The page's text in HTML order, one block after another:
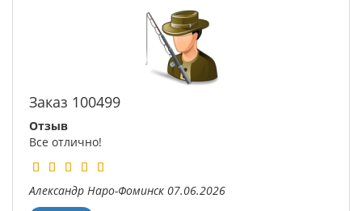
Заказ 100499
Отзыв
Все отлично!
Александр Наро-Фоминск 07.06.2026